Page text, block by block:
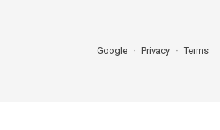
Google Privacy Terms